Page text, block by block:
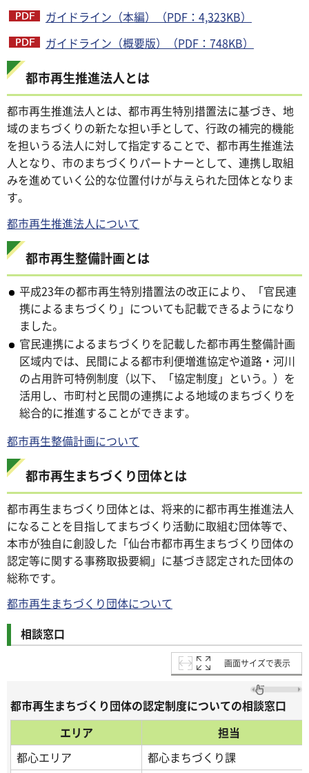
ガイドライン（本編）（PDF：4,323KB）
ガイドライン（概要版）（PDF：748KB）
都市再生推進法人とは
都市再生推進法人とは、都市再生特別措置法に基づき、地
域のまちづくりの新たな担い手として、行政の補完的機能
を担いうる法人に対して指定することで、都市再生推進法
人となり、市のまちづくりパートナーとして、連携し取組
みを進めていく公的な位置付けが与えられた団体となりま
す。
都市再生推進法人について
都市再生整備計画とは
平成23年の都市再生特別措置法の改正により、「官民連
携によるまちづくり」についても記載できるようになり
ました。
官民連携によるまちづくりを記載した都市再生整備計画
区域内では、民間による都市利便増進協定や道路・河川
の占用許可特例制度（以下、「協定制度」という。）を
活用し、市町村と民間の連携による地域のまちづくりを
総合的に推進することができます。
都市再生整備計画について
都市再生まちづくり団体とは
都市再生まちづくり団体とは、将来的に都市再生推進法人
になることを目指してまちづくり活動に取組む団体等で、
本市が独自に創設した「仙台市都市再生まちづくり団体の
認定等に関する事務取扱要綱」に基づき認定された団体の
総称です。
都市再生まちづくり団体について
相談窓口
画面サイズで表示
都市再生まちづくり団体の認定制度についての相談窓口
エリア
担当
都心エリア
都心まちづくり課